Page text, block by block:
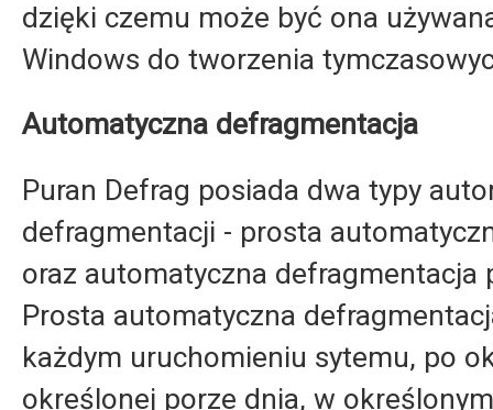
dzięki czemu może być ona
Windows do tworzenia
Automatyczna defragmentacja
Puran Defrag posiada dwa typy
defragmentacji - prosta
oraz automatyczna defragmentacja
Prosta automatyczna
każdym uruchomieniu sytemu, po
określonej porze dnia, w